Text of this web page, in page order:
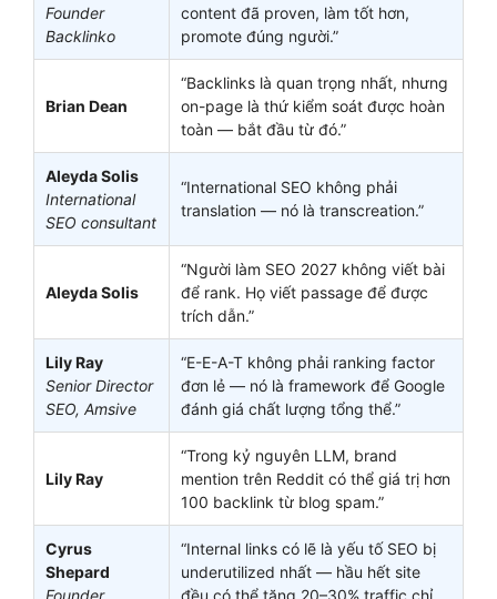
Founder
Backlinko
content đã proven, làm tốt hơn,
promote đúng người.”
Brian Dean
“Backlinks là quan trọng nhất, nhưng
on-page là thứ kiểm soát được hoàn
toàn — bắt đầu từ đó.”
Aleyda Solis
International
SEO consultant
“International SEO không phải
translation — nó là transcreation.”
Aleyda Solis
“Người làm SEO 2027 không viết bài
để rank. Họ viết passage để được
trích dẫn.”
Lily Ray
Senior Director
SEO, Amsive
“E-E-A-T không phải ranking factor
đơn lẻ — nó là framework để Google
đánh giá chất lượng tổng thể.”
Lily Ray
“Trong kỷ nguyên LLM, brand
mention trên Reddit có thể giá trị hơn
100 backlink từ blog spam.”
Cyrus
Shepard
Founder
“Internal links có lẽ là yếu tố SEO bị
underutilized nhất — hầu hết site
đều có thể tăng 20–30% traffic chỉ